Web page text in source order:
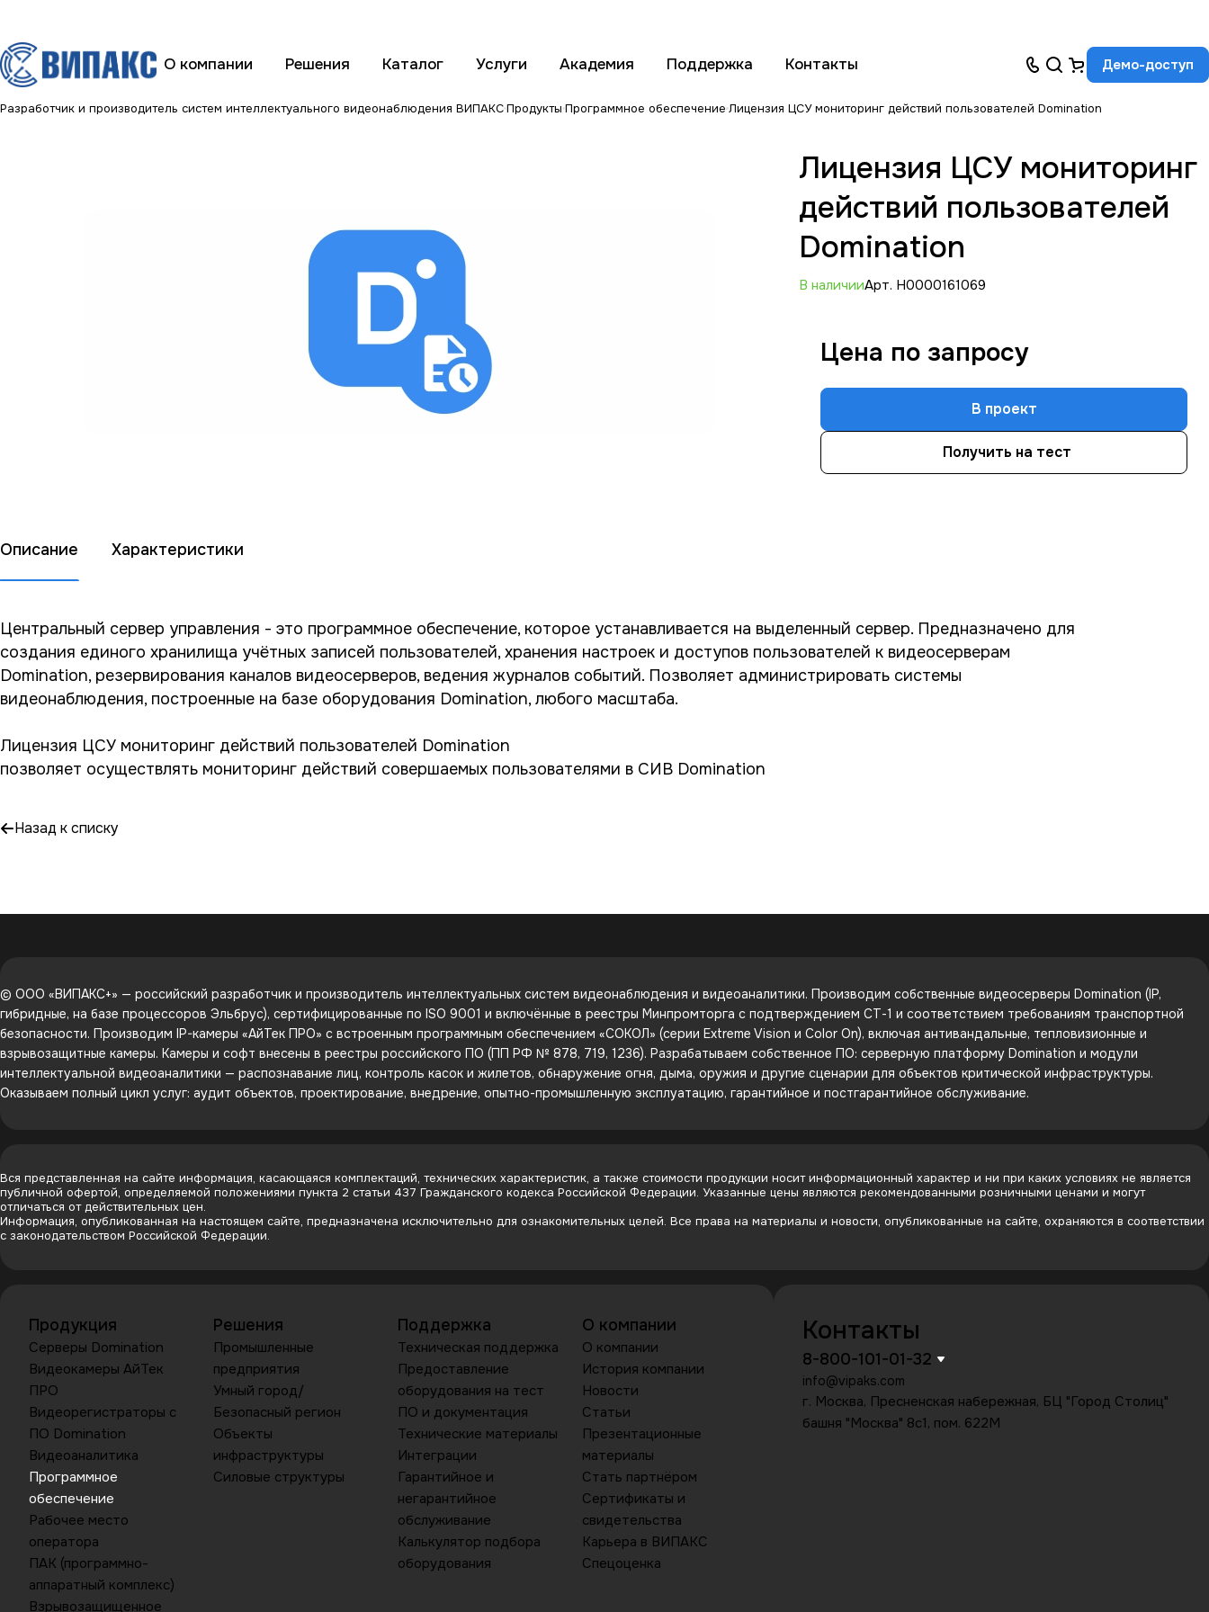
О компании Решения Каталог Услуги Академия Поддержка Контакты Демо-доступ
Разработчик и производитель систем интеллектуального видеонаблюдения ВИПАКСПродукты Программное обеспечение Лицензия ЦСУ мониторинг действий пользователей Domination
Лицензия ЦСУ мониторинг
действий пользователей
Domination
В наличииАрт. Н0000161069
Цена по запросу
В проект
Получить на тест
Описание Характеристики
Центральный сервер управления - это программное обеспечение, которое устанавливается на выделенный сервер. Предназначено для
создания единого хранилища учётных записей пользователей, хранения настроек и доступов пользователей к видеосерверам
Domination, резервирования каналов видеосерверов, ведения журналов событий. Позволяет администрировать системы
видеонаблюдения, построенные на базе оборудования Domination, любого масштаба.
Лицензия ЦСУ мониторинг действий пользователей Domination
позволяет осуществлять мониторинг действий совершаемых пользователями в СИВ Domination
Назад к списку
© ООО «ВИПАКС+» — российский разработчик и производитель интеллектуальных систем видеонаблюдения и видеоаналитики. Производим собственные видеосерверы Domination (IP,
гибридные, на базе процессоров Эльбрус), сертифицированные по ISO 9001 и включённые в реестры Минпромторга с подтверждением СТ-1 и соответствием требованиям транспортной
безопасности. Производим IP-камеры «АйТек ПРО» с встроенным программным обеспечением «СОКОЛ» (серии Extreme Vision и Color On), включая антивандальные, тепловизионные и
взрывозащитные камеры. Камеры и софт внесены в реестры российского ПО (ПП РФ № 878, 719, 1236). Разрабатываем собственное ПО: серверную платформу Domination и модули
интеллектуальной видеоаналитики — распознавание лиц, контроль касок и жилетов, обнаружение огня, дыма, оружия и другие сценарии для объектов критической инфраструктуры.
Оказываем полный цикл услуг: аудит объектов, проектирование, внедрение, опытно-промышленную эксплуатацию, гарантийное и постгарантийное обслуживание.
Вся представленная на сайте информация, касающаяся комплектаций, технических характеристик, а также стоимости продукции носит информационный характер и ни при каких условиях не является
публичной офертой, определяемой положениями пункта 2 статьи 437 Гражданского кодекса Российской Федерации. Указанные цены являются рекомендованными розничными ценами и могут
отличаться от действительных цен.
Информация, опубликованная на настоящем сайте, предназначена исключительно для ознакомительных целей. Все права на материалы и новости, опубликованные на сайте, охраняются в соответствии
с законодательством Российской Федерации.
Продукция
Серверы Domination
Видеокамеры АйТек
ПРО
Видеорегистраторы с
ПО Domination
Видеоаналитика
Программное
обеспечение
Рабочее место
оператора
ПАК (программно-
аппаратный комплекс)
Взрывозащищенное
Решения
Промышленные
предприятия
Умный город/
Безопасный регион
Объекты
инфраструктуры
Силовые структуры
Поддержка
Техническая поддержка
Предоставление
оборудования на тест
ПО и документация
Технические материалы
Интеграции
Гарантийное и
негарантийное
обслуживание
Калькулятор подбора
оборудования
О компании
О компании
История компании
Новости
Статьи
Презентационные
материалы
Стать партнёром
Сертификаты и
свидетельства
Карьера в ВИПАКС
Спецоценка
Контакты
8-800-101-01-32
info@vipaks.com
г. Москва, Пресненская набережная, БЦ "Город Столиц"
башня "Москва" 8с1, пом. 622М